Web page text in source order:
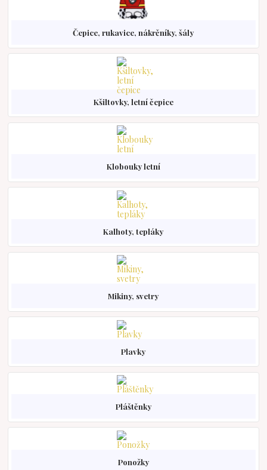
Čepice, rukavice, nákrčníky, šály
Kšiltovky, letní čepice
Klobouky letní
Kalhoty, tepláky
Mikiny, svetry
Plavky
Pláštěnky
Ponožky